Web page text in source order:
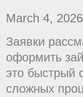
March 4, 2026
Заявки
оформить
это быстрый
сложных